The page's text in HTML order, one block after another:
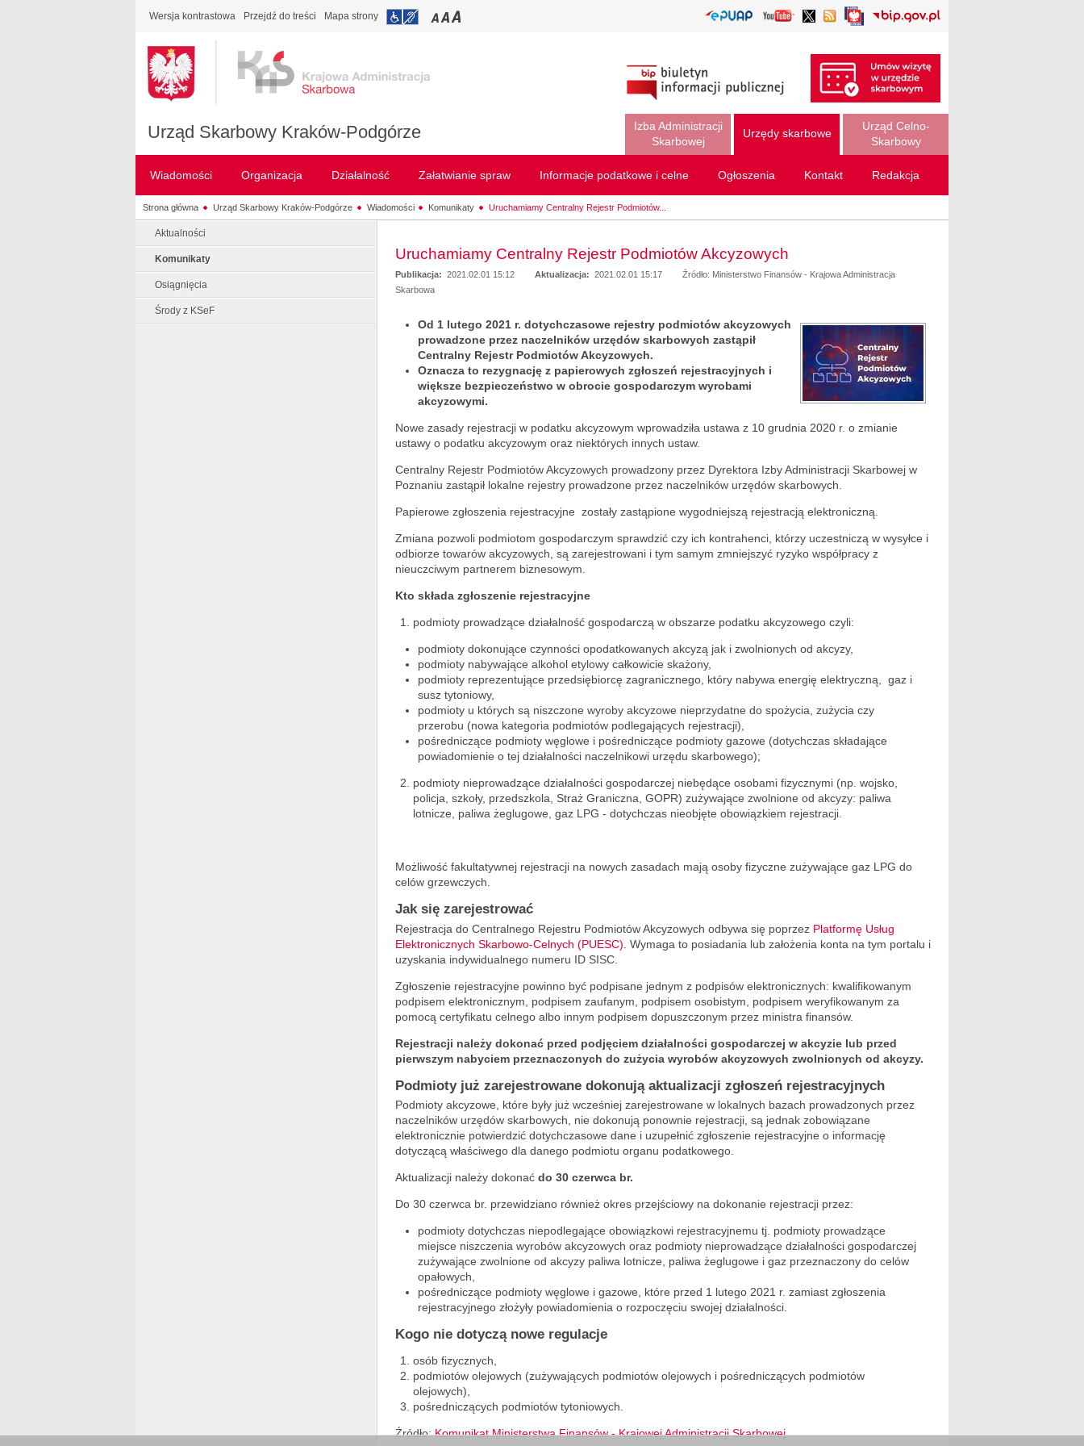
Wersja kontrastowa Przejdź do treści Mapa strony
Urząd Skarbowy Kraków-Podgórze
Izba Administracji
Skarbowej
Urzędy skarbowe
Urząd Celno-
Skarbowy
Wiadomości Organizacja Działalność Załatwianie spraw Informacje podatkowe i celne Ogłoszenia Kontakt Redakcja
Strona główna Urząd Skarbowy Kraków-Podgórze Wiadomości Komunikaty Uruchamiamy Centralny Rejestr Podmiotów...
Aktualności
Komunikaty
Osiągnięcia
Środy z KSeF
Uruchamiamy Centralny Rejestr Podmiotów Akcyzowych
Publikacja: 2021.02.01 15:12 Aktualizacja: 2021.02.01 15:17
Źródło: Ministerstwo Finansów - Krajowa Administracja
Skarbowa
Od 1 lutego 2021 r. dotychczasowe rejestry podmiotów akcyzowych
prowadzone przez naczelników urzędów skarbowych zastąpił
Centralny Rejestr Podmiotów Akcyzowych.
Oznacza to rezygnację z papierowych zgłoszeń rejestracyjnych i
większe bezpieczeństwo w obrocie gospodarczym wyrobami
akcyzowymi.
Nowe zasady rejestracji w podatku akcyzowym wprowadziła ustawa z 10 grudnia 2020 r. o zmianie
ustawy o podatku akcyzowym oraz niektórych innych ustaw.
Centralny Rejestr Podmiotów Akcyzowych prowadzony przez Dyrektora Izby Administracji Skarbowej w
Poznaniu zastąpił lokalne rejestry prowadzone przez naczelników urzędów skarbowych.
Papierowe zgłoszenia rejestracyjne zostały zastąpione wygodniejszą rejestracją elektroniczną.
Zmiana pozwoli podmiotom gospodarczym sprawdzić czy ich kontrahenci, którzy uczestniczą w wysyłce i
odbiorze towarów akcyzowych, są zarejestrowani i tym samym zmniejszyć ryzyko współpracy z
nieuczciwym partnerem biznesowym.
Kto składa zgłoszenie rejestracyjne
podmioty prowadzące działalność gospodarczą w obszarze podatku akcyzowego czyli:
podmioty dokonujące czynności opodatkowanych akcyzą jak i zwolnionych od akcyzy,
podmioty nabywające alkohol etylowy całkowicie skażony,
podmioty reprezentujące przedsiębiorcę zagranicznego, który nabywa energię elektryczną, gaz i
susz tytoniowy,
podmioty u których są niszczone wyroby akcyzowe nieprzydatne do spożycia, zużycia czy
przerobu (nowa kategoria podmiotów podlegających rejestracji),
pośredniczące podmioty węglowe i pośredniczące podmioty gazowe (dotychczas składające
powiadomienie o tej działalności naczelnikowi urzędu skarbowego);
podmioty nieprowadzące działalności gospodarczej niebędące osobami fizycznymi (np. wojsko,
policja, szkoły, przedszkola, Straż Graniczna, GOPR) zużywające zwolnione od akcyzy: paliwa
lotnicze, paliwa żeglugowe, gaz LPG - dotychczas nieobjęte obowiązkiem rejestracji.
Możliwość fakultatywnej rejestracji na nowych zasadach mają osoby fizyczne zużywające gaz LPG do
celów grzewczych.
Jak się zarejestrować
Rejestracja do Centralnego Rejestru Podmiotów Akcyzowych odbywa się poprzez Platformę Usług
Elektronicznych Skarbowo-Celnych (PUESC) . Wymaga to posiadania lub założenia konta na tym portalu i
uzyskania indywidualnego numeru ID SISC.
Zgłoszenie rejestracyjne powinno być podpisane jednym z podpisów elektronicznych: kwalifikowanym
podpisem elektronicznym, podpisem zaufanym, podpisem osobistym, podpisem weryfikowanym za
pomocą certyfikatu celnego albo innym podpisem dopuszczonym przez ministra finansów.
Rejestracji należy dokonać przed podjęciem działalności gospodarczej w akcyzie lub przed
pierwszym nabyciem przeznaczonych do zużycia wyrobów akcyzowych zwolnionych od akcyzy.
Podmioty już zarejestrowane dokonują aktualizacji zgłoszeń rejestracyjnych
Podmioty akcyzowe, które były już wcześniej zarejestrowane w lokalnych bazach prowadzonych przez
naczelników urzędów skarbowych, nie dokonują ponownie rejestracji, są jednak zobowiązane
elektronicznie potwierdzić dotychczasowe dane i uzupełnić zgłoszenie rejestracyjne o informację
dotyczącą właściwego dla danego podmiotu organu podatkowego.
Aktualizacji należy dokonać do 30 czerwca br.
Do 30 czerwca br. przewidziano również okres przejściowy na dokonanie rejestracji przez:
podmioty dotychczas niepodlegające obowiązkowi rejestracyjnemu tj. podmioty prowadzące
miejsce niszczenia wyrobów akcyzowych oraz podmioty nieprowadzące działalności gospodarczej
zużywające zwolnione od akcyzy paliwa lotnicze, paliwa żeglugowe i gaz przeznaczony do celów
opałowych,
pośredniczące podmioty węglowe i gazowe, które przed 1 lutego 2021 r. zamiast zgłoszenia
rejestracyjnego złożyły powiadomienia o rozpoczęciu swojej działalności.
Kogo nie dotyczą nowe regulacje
osób fizycznych,
podmiotów olejowych (zużywających podmiotów olejowych i pośredniczących podmiotów
olejowych),
pośredniczących podmiotów tytoniowych.
Źródło:Komunikat Ministerstwa Finansów - Krajowej Administracji Skarbowej